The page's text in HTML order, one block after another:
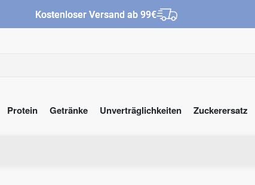
Kostenloser Versand ab 99€
Protein Getränke Unverträglichkeiten Zuckerersatz